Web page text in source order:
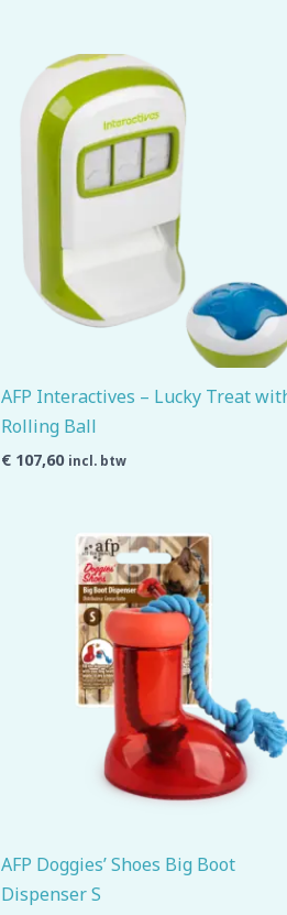
AFP Interactives – Lucky Treat
Rolling Ball
€ 107,60 incl. btw
AFP Doggies’ Shoes Big Boot
Dispenser S